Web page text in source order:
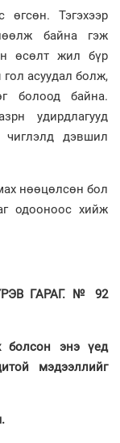
өгсөн. Тэгэхээр
байна гэж
өсөлт жил бүр
гол асуудал болж,
болоод байна.
удирдлагууд
чиглэлд дэвшил
нөөцөлсөн бол
одооноос хийж
ГАРАГ. № 92
болсон энэ үед
мэдээллийг